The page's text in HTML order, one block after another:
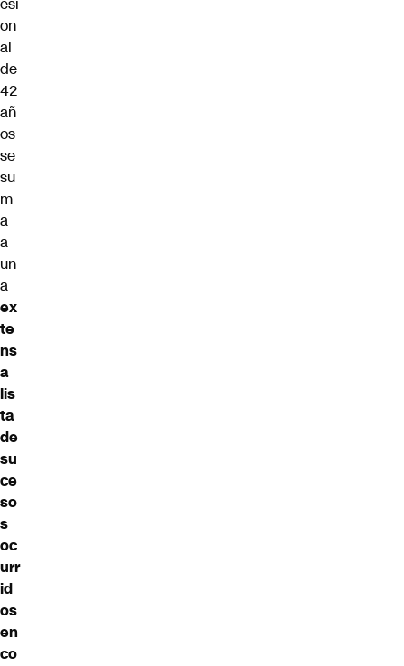
on
al
de
42
añ
os
se
su
m
a
a
un
a
ex
te
ns
a
lis
ta
de
su
ce
so
s
oc
urr
id
os
en
co